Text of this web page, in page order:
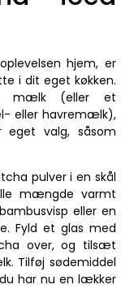
hjem, er
i dit eget køkken.
mælk (eller et
eller havremælk),
eget valg, såsom
pulver i en skål
mængde varmt
eller en
Fyld et glas med
over, og tilsæt
Tilføj sødemiddel
har nu en lækker